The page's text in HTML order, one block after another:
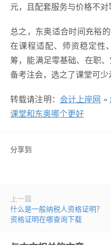
元，且配套服务与价格不对
总之，东奥适合时间充裕
在课程适配、师资稳定性
筹，能满足零基础、在职
备考注会，选之了课堂可少
转载请注明： 会计上岸网 »
课堂和东奥哪个更好
分享到
上一篇
什么是一般纳税人资格证明？
资格证明在哪查询下载